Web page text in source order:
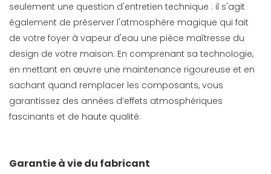
seulement une question d'entretien technique : il s'agit
également de préserver l'atmosphère magique qui fait
de votre foyer à vapeur d'eau une pièce maîtresse du
design de votre maison. En comprenant sa technologie,
en mettant en œuvre une maintenance rigoureuse et en
sachant quand remplacer les composants, vous
garantissez des années d’effets atmosphériques
fascinants et de haute qualité.
Garantie à vie du fabricant